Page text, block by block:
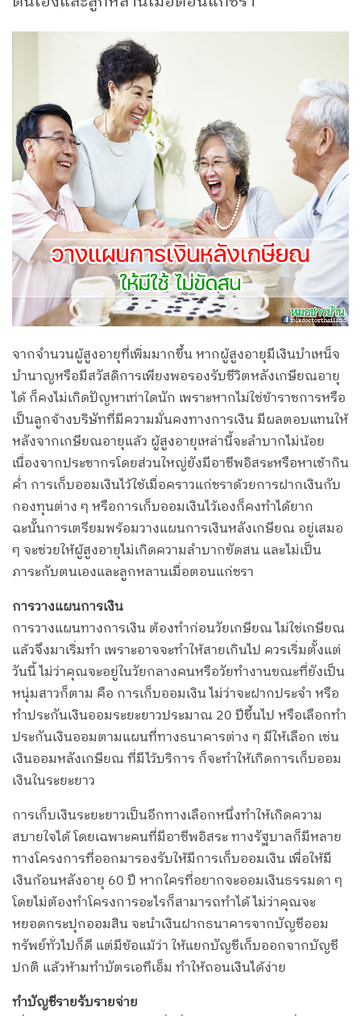
จากจำนวนผู้สูงอายุที่เพิ่มมากขึ้น หากผู้สูงอายุมีเงินบำเหน็จ
บำนาญหรือมีสวัสดิการเพียงพอรองรับชีวิตหลังเกษียณอายุ
ได้ ก็คงไม่เกิดปัญหาเท่าใดนัก เพราะหากไม่ใช่ข้าราชการหรือ
เป็นลูกจ้างบริษัทที่มีความมั่นคงทางการเงิน มีผลตอบแทนให้
หลังจากเกษียณอายุแล้ว ผู้สูงอายุเหล่านี้จะลำบากไม่น้อย
เนื่องจากประชากรโดยส่วนใหญ่ยังมีอาชีพอิสระหรือหาเช้ากิน
ค่ำ การเก็บออมเงินไว้ใช้เมื่อคราวแก่ชราด้วยการฝากเงินกับ
กองทุนต่าง ๆ หรือการเก็บออมเงินไว้เองก็คงทำได้ยาก
ฉะนั้นการเตรียมพร้อมวางแผนการเงินหลังเกษียณ อยู่เสมอ
ๆ จะช่วยให้ผู้สูงอายุไม่เกิดความลำบากขัดสน และไม่เป็น
ภาระกับตนเองและลูกหลานเมื่อตอนแก่ชรา
การวางแผนการเงิน
การวางแผนทางการเงิน ต้องทำก่อนวัยเกษียณ ไม่ใช่เกษียณ
แล้วจึงมาเริ่มทำ เพราะอาจจะทำให้สายเกินไป ควรเริ่มตั้งแต่
วันนี้ ไม่ว่าคุณจะอยู่ในวัยกลางคนหรือวัยทำงานขณะที่ยังเป็น
หนุ่มสาวก็ตาม คือ การเก็บออมเงิน ไม่ว่าจะฝากประจำ หรือ
ทำประกันเงินออมระยะยาวประมาณ 20 ปีขึ้นไป หรือเลือกทำ
ประกันเงินออมตามแผนที่ทางธนาคารต่าง ๆ มีให้เลือก เช่น
เงินออมหลังเกษียณ ที่มีไว้บริการ ก็จะทำให้เกิดการเก็บออม
เงินในระยะยาว
การเก็บเงินระยะยาวเป็นอีกทางเลือกหนึ่งทำให้เกิดความ
สบายใจได้ โดยเฉพาะคนที่มีอาชีพอิสระ ทางรัฐบาลก็มีหลาย
ทางโครงการที่ออกมารองรับให้มีการเก็บออมเงิน เพื่อให้มี
เงินก้อนหลังอายุ 60 ปี หากใครที่อยากจะออมเงินธรรมดา ๆ
โดยไม่ต้องทำโครงการอะไรก็สามารถทำได้ ไม่ว่าคุณจะ
หยอดกระปุกออมสิน จะนำเงินฝากธนาคารจากบัญชีออม
ทรัพย์ทั่วไปก็ดี แต่มีข้อแม้ว่า ให้แยกบัญชีเก็บออกจากบัญชี
ปกติ แล้วห้ามทำบัตรเอทีเอ็ม ทำให้ถอนเงินได้ง่าย
ทำบัญชีรายรับรายจ่าย